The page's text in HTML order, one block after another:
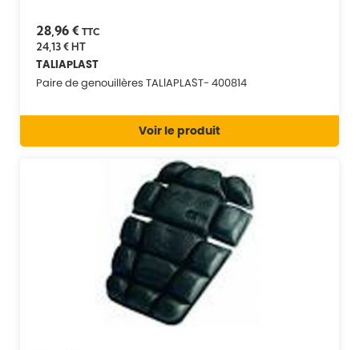
28,96 € TTC
24,13 €HT
TALIAPLAST
Paire de genouillères TALIAPLAST- 400814
Voir le produit